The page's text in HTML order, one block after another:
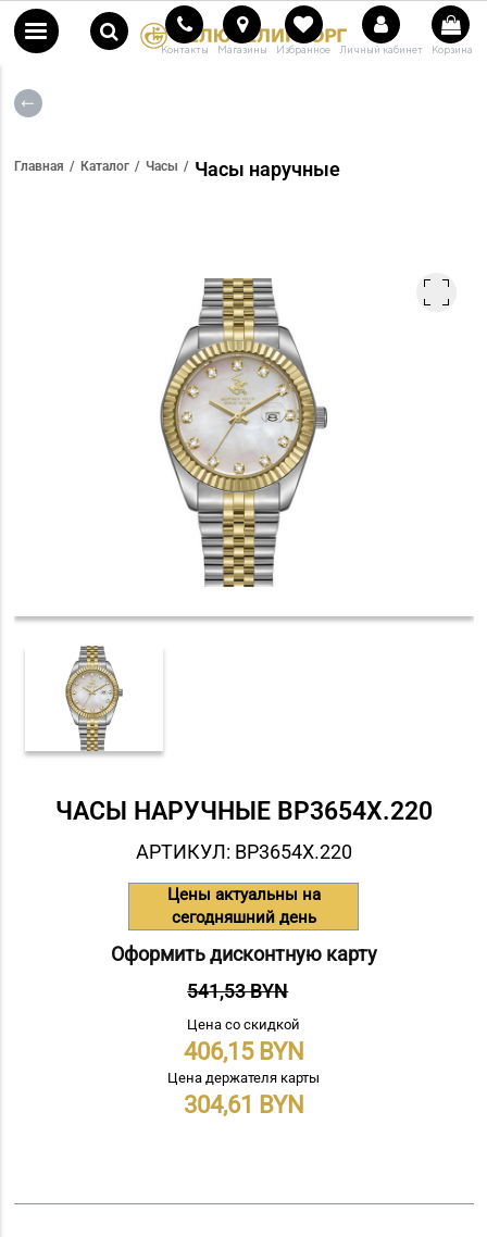
Контакты Магазины Избранное Личный кабинет Корзина
Главная Каталог Часы Часы наручные
ЧАСЫ НАРУЧНЫЕ BP3654X.220
АРТИКУЛ: BP3654X.220
Цены актуальны на
сегодняшний день
Оформить дисконтную карту
541,53 BYN
Цена со скидкой
406,15
Цена держателя карты
304,61